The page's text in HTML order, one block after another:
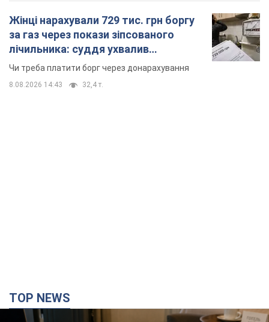
Жінці нарахували 729 тис. грн боргу
за газ через покази зіпсованого
лічильника: суддя ухвалив
неочікуване рішення
Чи треба платити борг через донарахування
8.08.2026 14:43 32,4 т.
TOP NEWS